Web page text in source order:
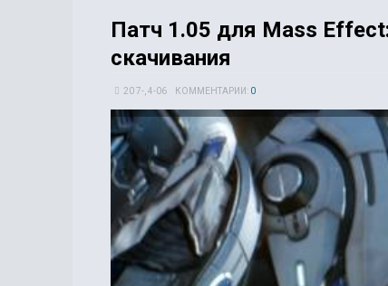
Патч 1.05 для Mass
скачивания
20 7-, 4-06 КОММЕНТАРИИ: 0